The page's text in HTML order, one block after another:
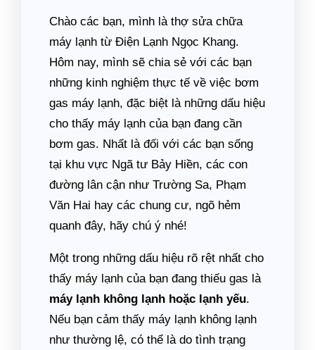
Chào các bạn, mình là thợ sửa chữa
máy lạnh từ Điện Lạnh Ngọc Khang.
Hôm nay, mình sẽ chia sẻ với các bạn
những kinh nghiệm thực tế về việc bơm
gas máy lạnh, đặc biệt là những dấu hiệu
cho thấy máy lạnh của bạn đang cần
bơm gas. Nhất là đối với các bạn sống
tại khu vực Ngã tư Bảy Hiền, các con
đường lân cận như Trường Sa, Phạm
Văn Hai hay các chung cư, ngõ hẻm
quanh đây, hãy chú ý nhé!
Một trong những dấu hiệu rõ rệt nhất cho
thấy máy lạnh của bạn đang thiếu gas là
máy lạnh không lạnh hoặc lạnh yếu.
Nếu bạn cảm thấy máy lạnh không lạnh
như thường lệ, có thể là do tình trạng